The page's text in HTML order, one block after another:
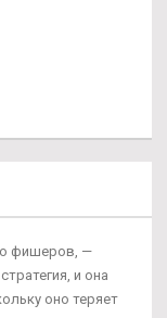
фишеров, —
и она
оно теряет